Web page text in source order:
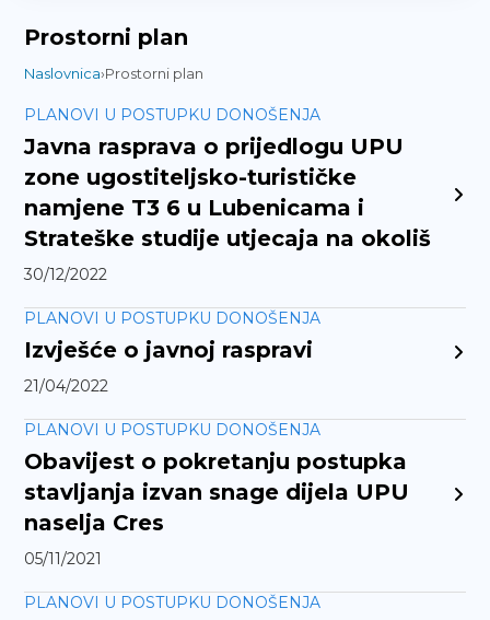
Prostorni plan
Naslovnica›Prostorni plan
PLANOVI U POSTUPKU DONOŠENJA
Javna rasprava o prijedlogu UPU
zone ugostiteljsko-turističke
namjene T3 6 u Lubenicama i
Strateške studije utjecaja na okoliš
30/12/2022
PLANOVI U POSTUPKU DONOŠENJA
Izvješće o javnoj raspravi
21/04/2022
PLANOVI U POSTUPKU DONOŠENJA
Obavijest o pokretanju postupka
stavljanja izvan snage dijela UPU
naselja Cres
05/11/2021
PLANOVI U POSTUPKU DONOŠENJA